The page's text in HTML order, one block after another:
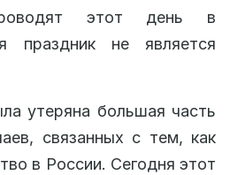
этот день в
праздник не является
утеряна большая часть
связанных с тем, как
в России. Сегодня этот